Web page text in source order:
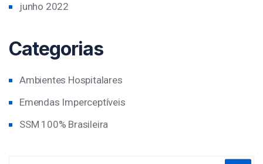
junho 2022
Categorias
Ambientes Hospitalares
Emendas Imperceptíveis
SSM 100% Brasileira